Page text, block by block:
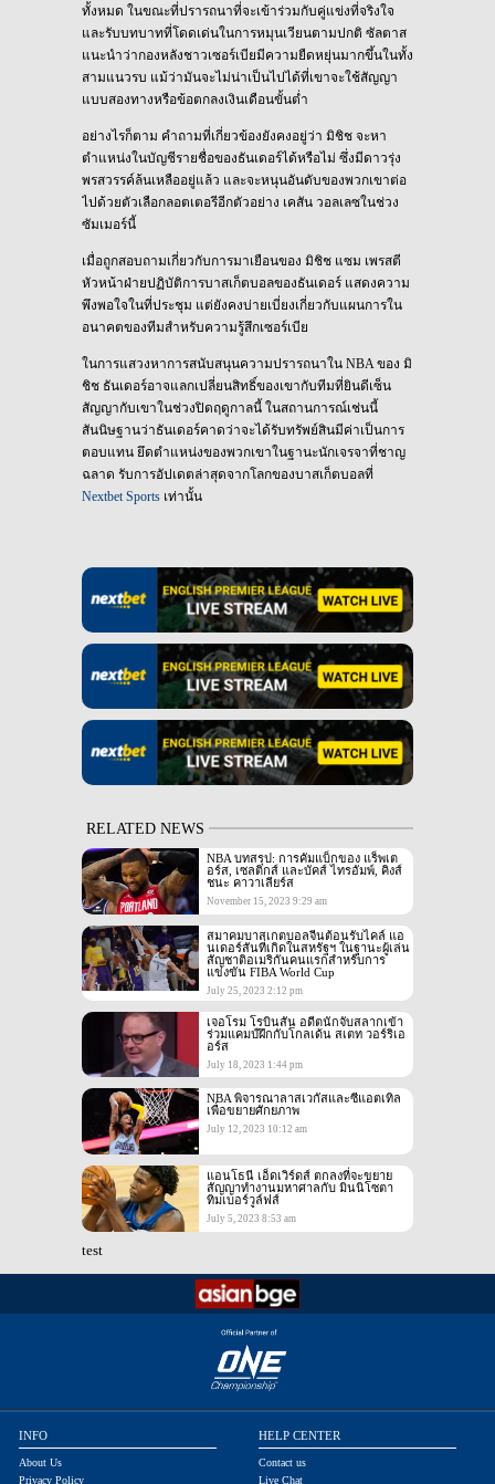
ทั้งหมด ในขณะที่ปรารถนาที่จะเข้าร่วมกับคู่แข่งที่จริงใจ
และรับบทบาทที่โดดเด่นในการหมุนเวียนตามปกติ ซัลตาส
แนะนำว่ากองหลังชาวเซอร์เบียมีความยืดหยุ่นมากขึ้นในทั้ง
สามแนวรบ แม้ว่ามันจะไม่น่าเป็นไปได้ที่เขาจะใช้สัญญา
แบบสองทางหรือข้อตกลงเงินเดือนขั้นต่ำ
อย่างไรก็ตาม คำถามที่เกี่ยวข้องยังคงอยู่ว่า มิชิช จะหา
ตำแหน่งในบัญชีรายชื่อของธันเดอร์ได้หรือไม่ ซึ่งมีดาวรุ่ง
พรสวรรค์ล้นเหลืออยู่แล้ว และจะหนุนอันดับของพวกเขาต่อ
ไปด้วยตัวเลือกลอตเตอรีอีกตัวอย่าง เคสัน วอลเลซในช่วง
ซัมเมอร์นี้
เมื่อถูกสอบถามเกี่ยวกับการมาเยือนของ มิชิช แซม เพรสตี
หัวหน้าฝ่ายปฏิบัติการบาสเก็ตบอลของธันเดอร์ แสดงความ
พึงพอใจในที่ประชุม แต่ยังคงบ่ายเบี่ยงเกี่ยวกับแผนการใน
อนาคตของทีมสำหรับความรู้สึกเซอร์เบีย
ในการแสวงหาการสนับสนุนความปรารถนาใน NBA ของ มิ
ชิช ธันเดอร์อาจแลกเปลี่ยนสิทธิ์ของเขากับทีมที่ยินดีเซ็น
สัญญากับเขาในช่วงปิดฤดูกาลนี้ ในสถานการณ์เช่นนี้
สันนิษฐานว่าธันเดอร์คาดว่าจะได้รับทรัพย์สินมีค่าเป็นการ
ตอบแทน ยึดตำแหน่งของพวกเขาในฐานะนักเจรจาที่ชาญ
ฉลาด รับการอัปเดตล่าสุดจากโลกของบาสเก็ตบอลที่
Nextbet Sports เท่านั้น
RELATED NEWS
NBA บทสรุป: การคัมแบ็กของ แร็พเต
อร์ส, เซลติกส์ และบัคส์ ไทรอัมพ์, คิงส์
ชนะ คาวาเลียร์ส
November 15, 2023 9:29 am
สมาคมบาสเกตบอลจีนต้อนรับไคล์ แอ
นเดอร์สันที่เกิดในสหรัฐฯ ในฐานะผู้เล่น
สัญชาติอเมริกันคนแรกสำหรับการ
แข่งขัน FIBA World Cup
July 25, 2023 2:12 pm
เจอโรม โรบินสัน อดีตนักจับสลากเข้า
ร่วมแคมป์ฝึกกับโกลเด้น สเตท วอร์ริเอ
อร์ส
July 18, 2023 1:44 pm
NBA พิจารณาลาสเวกัสและซีแอตเทิล
เพื่อขยายศักยภาพ
July 12, 2023 10:12 am
แอนโธนี เอ็ดเวิร์ดส์ ตกลงที่จะขยาย
สัญญาทำงานมหาศาลกับ มินนิโซตา
ทิมเบอร์วูล์ฟส์
July 5, 2023 8:53 am
test
INFO
About Us
Privacy Policy
HELP CENTER
Contact us
Live Chat